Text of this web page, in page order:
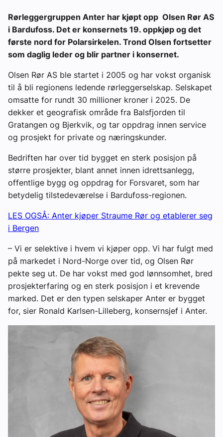
Rørleggergruppen Anter har kjøpt opp Olsen Rør AS
i Bardufoss. Det er konsernets 19. oppkjøp og det
første nord for Polarsirkelen. Trond Olsen fortsetter
som daglig leder og blir partner i konsernet.
Olsen Rør AS ble startet i 2005 og har vokst organisk
til å bli regionens ledende rørleggerselskap. Selskapet
omsatte for rundt 30 millioner kroner i 2025. De
dekker et geografisk område fra Balsfjorden til
Gratangen og Bjerkvik, og tar oppdrag innen service
og prosjekt for private og næringskunder.
Bedriften har over tid bygget en sterk posisjon på
større prosjekter, blant annet innen idrettsanlegg,
offentlige bygg og oppdrag for Forsvaret, som har
betydelig tilstedeværelse i Bardufoss-regionen.
LES OGSÅ: Anter kjøper Straume Rør og etablerer seg
i Bergen
– Vi er selektive i hvem vi kjøper opp. Vi har fulgt med
på markedet i Nord-Norge over tid, og Olsen Rør
pekte seg ut. De har vokst med god lønnsomhet, bred
prosjekterfaring og en sterk posisjon i et krevende
marked. Det er den typen selskaper Anter er bygget
for, sier Ronald Karlsen-Lilleberg, konsernsjef i Anter.